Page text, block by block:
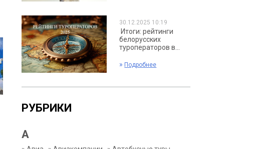
30.12.2025 10:19
Итоги: рейтинги
белорусских
туроператоров в...
» Подробнее
РУБРИКИ
А